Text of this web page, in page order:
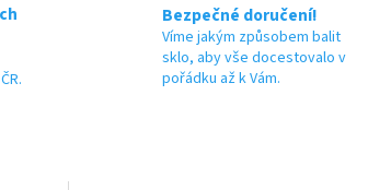
Bezpečné doručení!
Víme jakým způsobem balit
sklo, aby vše docestovalo v
pořádku až k Vám.